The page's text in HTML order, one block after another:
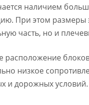
наличием
При этом размеры
часть, но и
расположение
низкое
и дорожных условий.